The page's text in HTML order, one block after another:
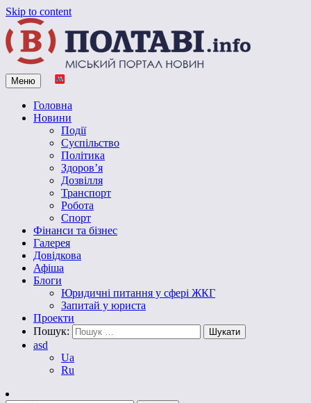
Skip to content
Vpoltave.info
Полтавський портал новин
Меню
Головна
Новини
Події
Суспільство
Політика
Здоров’я
Дозвілля
Транспорт
Робота
Спорт
Фінанси та бізнес
Галерея
Довідкова
Афіша
Блоги
Юридичні питання у сфері ЖКГ
Запитай у юриста
Проекти
Пошук:
asd
Ua
Ru